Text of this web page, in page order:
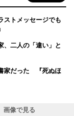
トメッセージでも
二人の「違い」と
家だった 『死ぬほ
画像で見る